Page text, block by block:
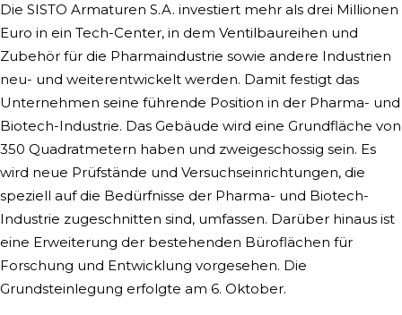
Die SISTO Armaturen S.A. investiert mehr als drei Millionen
Euro in ein Tech-Center, in dem Ventilbaureihen und
Zubehör für die Pharmaindustrie sowie andere Industrien
neu- und weiterentwickelt werden. Damit festigt das
Unternehmen seine führende Position in der Pharma- und
Biotech-Industrie. Das Gebäude wird eine Grundfläche von
350 Quadratmetern haben und zweigeschossig sein. Es
wird neue Prüfstände und Versuchseinrichtungen, die
speziell auf die Bedürfnisse der Pharma- und Biotech-
Industrie zugeschnitten sind, umfassen. Darüber hinaus ist
eine Erweiterung der bestehenden Büroflächen für
Forschung und Entwicklung vorgesehen. Die
Grundsteinlegung erfolgte am 6. Oktober.